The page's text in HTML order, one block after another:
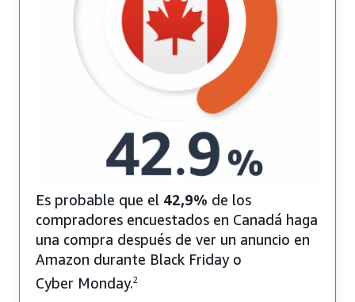
Es probable que el 42,9% de los
compradores encuestados en Canadá haga
una compra después de ver un anuncio en
Amazon durante Black Friday o
Cyber Monday.2